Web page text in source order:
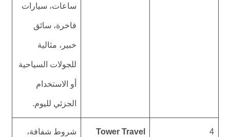
ساعات، سيارات
فاخرة، سائق
خبير، مثالية
للجولات السياحية
أو الاستخدام
الجزئي لليوم.
4
Tower Travel شروط شفافة،